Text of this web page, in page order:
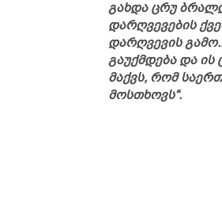
გახდა ცრუ
დარღვევების
დარღვევის
გაუქმდება და
მაქვს, რომ
მოსთხოვს“.